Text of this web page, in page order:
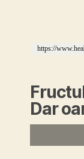
https://
https://
Dar